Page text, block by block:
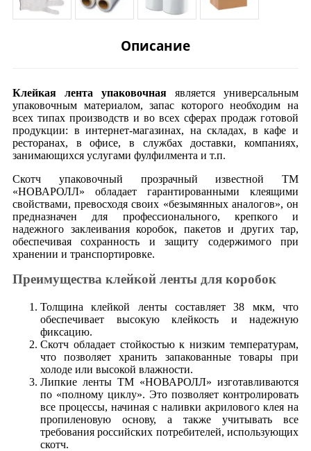
Описание
Клейкая лента упаковочная является универсальным
упаковочным материалом, запас которого необходим на
всех типах производств и во всех сферах продаж готовой
продукции: в интернет-магазинах, на складах, в кафе и
ресторанах, в офисе, в службах доставки, компаниях,
занимающихся услугами фулфилмента и т.п.
Скотч упаковочный прозрачный известной ТМ
«НОВАРОЛЛ» обладает гарантированными клеящими
свойствами, превосходя своих «безымянных аналогов», он
предназначен для профессионального, крепкого и
надежного заклеивания коробок, пакетов и других тар,
обеспечивая сохранность и защиту содержимого при
хранении и транспортировке.
Преимущества клейкой ленты для коробок
Толщина клейкой ленты составляет 38 мкм, что
обеспечивает высокую клейкость и надежную
фиксацию.
Скотч обладает стойкостью к низким температурам,
что позволяет хранить запакованные товары при
холоде или высокой влажности.
Липкие ленты ТМ «НОВАРОЛЛ» изготавливаются
по «полному циклу». Это позволяет контролировать
все процессы, начиная с наливки акрилового клея на
пропиленовую основу, а также учитывать все
требования российских потребителей, использующих
скотч.